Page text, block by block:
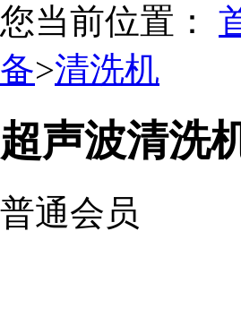
您当前位置：
备>清洗机
超声波清洗
普通会员